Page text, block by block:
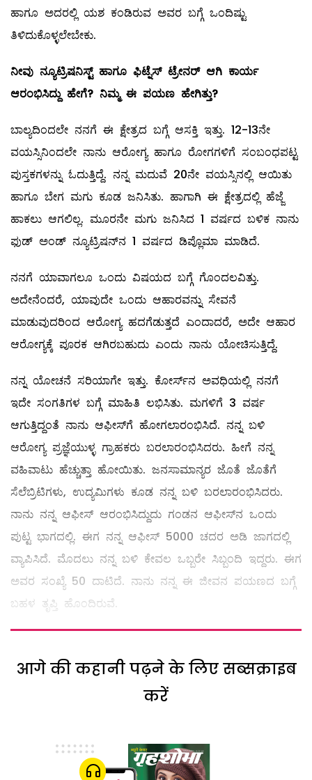
ಹಾಗೂ ಅದರಲ್ಲಿ ಯಶ ಕಂಡಿರುವ ಅವರ ಬಗ್ಗೆ ಒಂದಿಷ್ಟು
ತಿಳಿದುಕೊಳ್ಳಲೇಬೇಕು.
ನೀವು ನ್ಯೂಟ್ರಿಷನಿಸ್ಟ್ ಹಾಗೂ ಫಿಟ್ನೆಸ್‌ ಟ್ರೇನರ್‌ ಆಗಿ ಕಾರ್ಯ
ಆರಂಭಿಸಿದ್ದು ಹೇಗೆ? ನಿಮ್ಮ ಈ ಪಯಣ ಹೇಗಿತ್ತು?
ಬಾಲ್ಯದಿಂದಲೇ ನನಗೆ ಈ ಕ್ಷೇತ್ರದ ಬಗ್ಗೆ ಆಸಕ್ತಿ ಇತ್ತು. 12-13ನೇ
ವಯಸ್ಸಿನಿಂದಲೇ ನಾನು ಆರೋಗ್ಯ ಹಾಗೂ ರೋಗಗಳಿಗೆ ಸಂಬಂಧಪಟ್ಟ
ಪುಸ್ತಕಗಳನ್ನು ಓದುತ್ತಿದ್ದೆ. ನನ್ನ ಮದುವೆ 20ನೇ ವಯಸ್ಸಿನಲ್ಲಿ ಆಯಿತು
ಹಾಗೂ ಬೇಗ ಮಗು ಕೂಡ ಜನಿಸಿತು. ಹಾಗಾಗಿ ಈ ಕ್ಷೇತ್ರದಲ್ಲಿ ಹೆಜ್ಜೆ
ಹಾಕಲು ಆಗಲಿಲ್ಲ. ಮೂರನೇ ಮಗು ಜನಿಸಿದ 1 ವರ್ಷದ ಬಳಿಕ ನಾನು
ಫುಡ್‌ ಅಂಡ್‌ ನ್ಯೂಟ್ರಿಷನ್‌ನ 1 ವರ್ಷದ ಡಿಪ್ಲೊಮಾ ಮಾಡಿದೆ.
ನನಗೆ ಯಾವಾಗಲೂ ಒಂದು ವಿಷಯದ ಬಗ್ಗೆ ಗೊಂದಲವಿತ್ತು.
ಅದೇನೆಂದರೆ, ಯಾವುದೇ ಒಂದು ಆಹಾರವನ್ನು ಸೇವನೆ
ಮಾಡುವುದರಿಂದ ಆರೋಗ್ಯ ಹದಗೆಡುತ್ತದೆ ಎಂದಾದರೆ, ಅದೇ ಆಹಾರ
ಆರೋಗ್ಯಕ್ಕೆ ಪೂರಕ ಆಗಿರಬಹುದು ಎಂದು ನಾನು ಯೋಚಿಸುತ್ತಿದ್ದೆ.
ನನ್ನ ಯೋಚನೆ ಸರಿಯಾಗೇ ಇತ್ತು. ಕೋರ್ಸ್‌ನ ಅವಧಿಯಲ್ಲಿ ನನಗೆ
ಇದೇ ಸಂಗತಿಗಳ ಬಗ್ಗೆ ಮಾಹಿತಿ ಲಭಿಸಿತು. ಮಗಳಿಗೆ 3 ವರ್ಷ
ಆಗುತ್ತಿದ್ದಂತೆ ನಾನು ಆಫೀಸ್‌ಗೆ ಹೋಗಲಾರಂಭಿಸಿದೆ. ನನ್ನ ಬಳಿ
ಆರೋಗ್ಯ ಪ್ರಜ್ಞೆಯುಳ್ಳ ಗ್ರಾಹಕರು ಬರಲಾರಂಭಿಸಿದರು. ಹೀಗೆ ನನ್ನ
ವಹಿವಾಟು ಹೆಚ್ಚುತ್ತಾ ಹೋಯಿತು. ಜನಸಾಮಾನ್ಯರ ಜೊತೆ ಜೊತೆಗೆ
ಸೆಲೆಬ್ರಿಟಿಗಳು, ಉದ್ಯಮಿಗಳು ಕೂಡ ನನ್ನ ಬಳಿ ಬರಲಾರಂಭಿಸಿದರು.
ನಾನು ನನ್ನ ಆಫೀಸ್‌ ಆರಂಭಿಸಿದ್ದುದು ಗಂಡನ ಆಫೀಸ್‌ನ ಒಂದು
ಪುಟ್ಟ ಭಾಗದಲ್ಲಿ. ಈಗ ನನ್ನ ಆಫೀಸ್‌ 5000 ಚದರ ಅಡಿ ಜಾಗದಲ್ಲಿ
ವ್ಯಾಪಿಸಿದೆ. ಮೊದಲು ನನ್ನ ಬಳಿ ಕೇವಲ ಒಬ್ಬರೇ ಸಿಬ್ಬಂದಿ ಇದ್ದರು. ಈಗ
ಅವರ ಸಂಖ್ಯೆ 50 ದಾಟಿದೆ. ನಾನು ನನ್ನ ಈ ಜೀವನ ಪಯಣದ ಬಗ್ಗೆ
ಬಹಳ ತೃಪ್ತಿ ಹೊಂದಿರುವೆ.
आगे की कहानी पढ़ने के लिए सब्सक्राइब
करें